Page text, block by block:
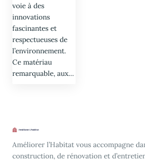
voie à des
innovations
fascinantes et
respectueuses de
l’environnement.
Ce matériau
remarquable, aux…
Améliorer l’Habitat vous accompagne
construction, de rénovation et